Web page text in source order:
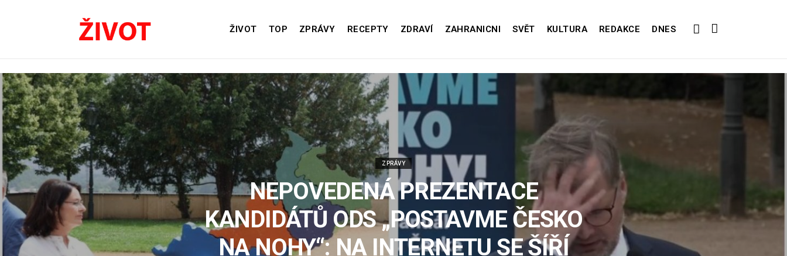
ŽIVOT TOP ZPRÁVY RECEPTY ZDRAVÍ ZAHRANICNI SVĚT KULTURA REDAKCE DNES
ZPRÁVY
NEPOVEDENÁ PREZENTACE
KANDIDÁTŮ ODS „POSTAVME ČESKO
NA NOHY“: NA INTERNETU SE ŠÍŘÍ